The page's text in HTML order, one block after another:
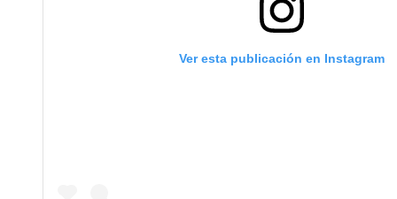
Ver esta publicación en Instagram